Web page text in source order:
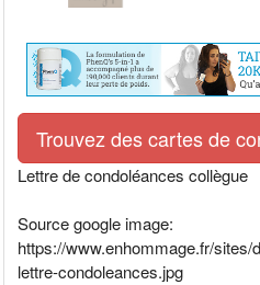
Trouvez des cartes de
Lettre de condoléances collègue
Source google image:
https://www.enhommage.fr/
lettre-condoleances.jpg